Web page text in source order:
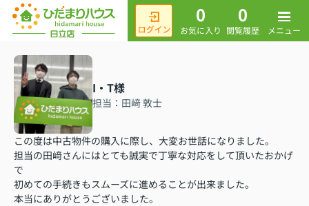
0
お気に入り
0
閲覧履歴 メニュー
I・T様
担当：田﨑 敦士
この度は中古物件の購入に際し、大変お世話になりました。
担当の田﨑さんにはとても誠実で丁寧な対応をして頂いたおかげ
で
初めての手続きもスムーズに進めることが出来ました。
本当にありがとうございました。